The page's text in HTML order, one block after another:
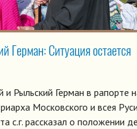
Герман: Ситуация остается
и Рыльский Герман в рапорте
Московского и всея Руси
с.г. рассказал о положении